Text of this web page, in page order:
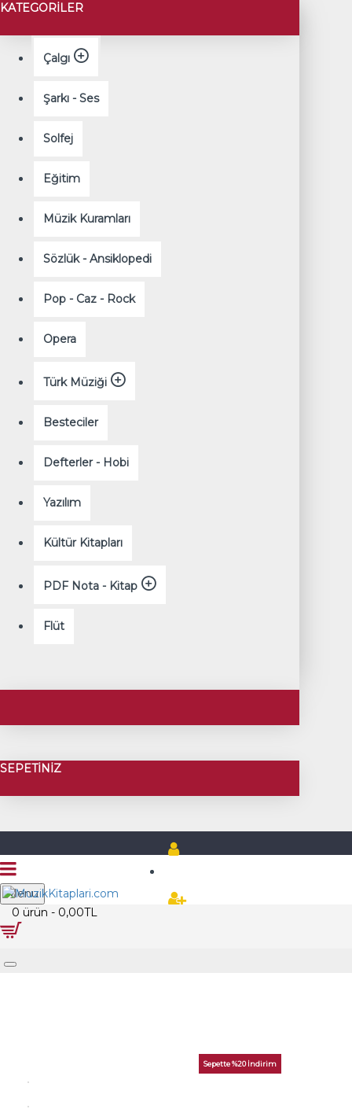
KATEGORILER
Çalgı
Şarkı - Ses
Solfej
Eğitim
Müzik Kuramları
Sözlük - Ansiklopedi
Pop - Caz - Rock
Opera
Türk Müziği
Besteciler
Defterler - Hobi
Yazılım
Kültür Kitapları
PDF Nota - Kitap
Flüt
SEPETINIZ
Menu
0 ürün - 0,00TL
Sepette %20 İndirim